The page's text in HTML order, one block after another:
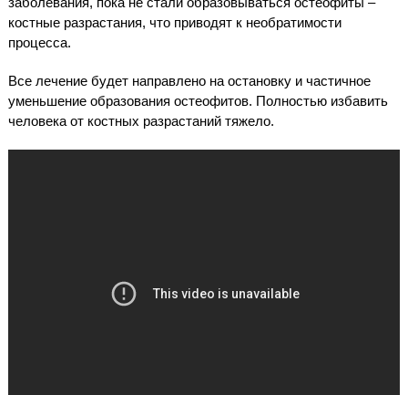
костные разрастания, что приводят к необратимости
процесса.
Все лечение будет направлено на остановку и частичное
уменьшение образования остеофитов. Полностью избавить
человека от костных разрастаний тяжело.